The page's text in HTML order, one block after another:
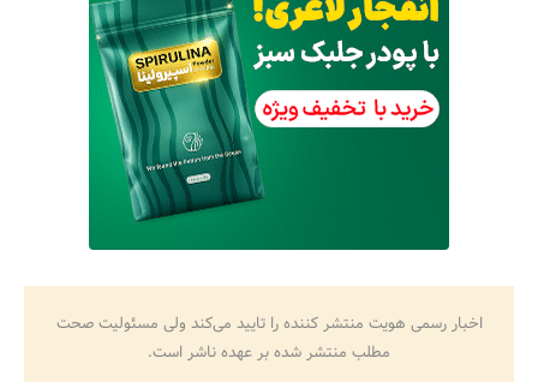
اخبار رسمی هویت منتشر کننده را تایید می‌کند ولی مسئولیت صحت
مطلب منتشر شده بر عهده ناشر است.